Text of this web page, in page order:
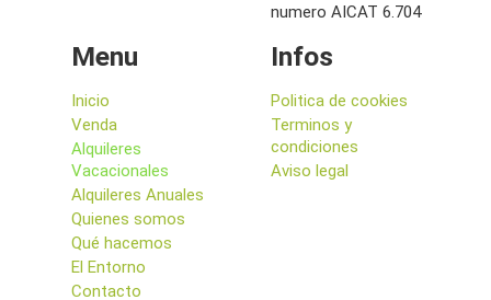
numero AICAT 6.704
Menu
Inicio
Venda
Alquileres
Vacacionales
Alquileres Anuales
Quienes somos
Qué hacemos
El Entorno
Contacto
Infos
Politica de cookies
Terminos y
condiciones
Aviso legal